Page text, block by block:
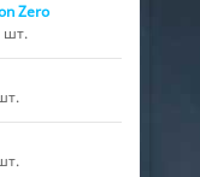
Zero
шт.